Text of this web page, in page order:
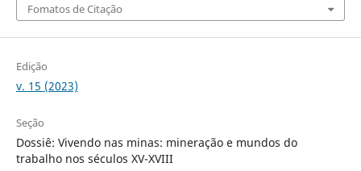
Fomatos de Citação
Edição
v. 15 (2023)
Seção
Dossiê: Vivendo nas minas: mineração e mundos do
trabalho nos séculos XV-XVIII